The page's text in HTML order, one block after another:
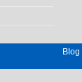
Blog